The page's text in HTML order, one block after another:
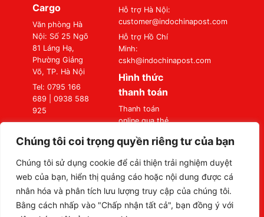
Chúng tôi coi trọng quyền riêng tư của bạn
Chúng tôi sử dụng cookie để cải thiện trải nghiệm duyệt
web của bạn, hiển thị quảng cáo hoặc nội dung được cá
nhân hóa và phân tích lưu lượng truy cập của chúng tôi.
Bằng cách nhấp vào "Chấp nhận tất cả", bạn đồng ý với
Cargo
Văn phòng Hà
Nội: Số 25 Ngõ
81 Láng Hạ,
Phường Giảng
Võ, TP. Hà Nội
Tel: 0795 166
689 | 0938 588
925
Gòn: Số 87
Đường A4
(K300), Phường
Bảy Hiền, TP. Hồ
Tel: 0795 166
689 | 0938 588
Hỗ trợ Hà Nội:
customer@indochinapost.com
Hỗ trợ Hồ Chí
Minh:
cskh@indochinapost.com
Hình thức
thanh toán
Thanh toán
online qua thẻ
Thanh toán tại
Văn Phòng